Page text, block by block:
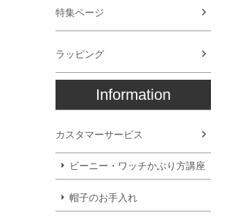
特集ページ
ラッピング
Information
カスタマーサービス
ビーニー・ワッチかぶり方講座
帽子のお手入れ